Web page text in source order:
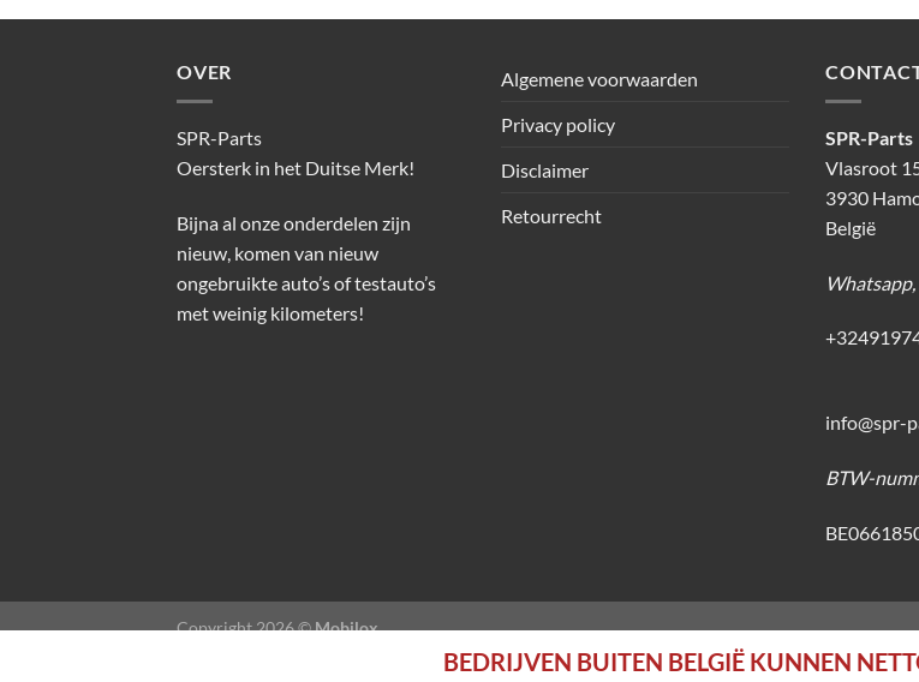
OVER
SPR-Parts
Oersterk in het Duitse Merk!
Bijna al onze onderdelen zijn
nieuw, komen van nieuw
ongebruikte auto’s of testauto’s
met weinig kilometers!
Algemene voorwaarden
Privacy policy
Disclaimer
Retourrecht
SPR-Parts
Vlasroot
3930
België
Whatsapp,
info@spr-
BTW-
Copyright 2026 ©Mobilox
BEDRIJVEN BUITEN BELGIË KUNNEN